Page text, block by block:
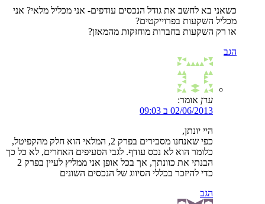
כשאני בא לחשב את גודל הנכסים עודפים- אני מכליל מלאי? אני
מכליל השקעות בפרוייקטים?
או רק השקעות בחברות מוחזקות מהמאזן?
הגב
ערן אומר:
02/06/2013 ב 09:03
היי יונתן,
כפי שאנחנו מסבירים בפרק 2, המלאי הוא חלק מהקפיטל,
כלומר הוא לא נכס עודף. לגבי הסעיפים האחרים, לא כל כך
הבנתי את כוונתך, אך בכל אופן אני ממליץ לעיין בפרק 2
כדי להיזכר בכללי הסיווג של הנכסים השונים
הגב